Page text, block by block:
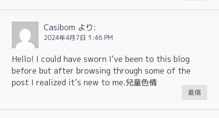
Casibom より:
2024年4月7日 1:46 PM
Hello! I could have sworn I’ve been to this blog
before but after browsing through some of the
post I realized it’s new to me.兒童色情
返信